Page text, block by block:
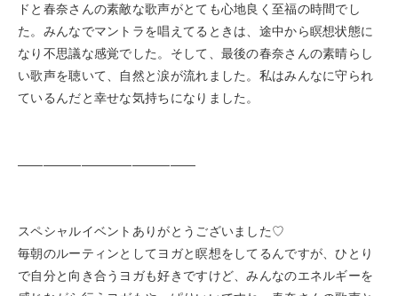
ドと春奈さんの素敵な歌声がとても心地良く至福の時間でし
た。みんなでマントラを唱えてるときは、途中から瞑想状態に
なり不思議な感覚でした。そして、最後の春奈さんの素晴らし
い歌声を聴いて、自然と涙が流れました。私はみんなに守られ
ているんだと幸せな気持ちになりました。
——————————————
スペシャルイベントありがとうございました♡
毎朝のルーティンとしてヨガと瞑想をしてるんですが、ひとり
で自分と向き合うヨガも好きですけど、みんなのエネルギーを